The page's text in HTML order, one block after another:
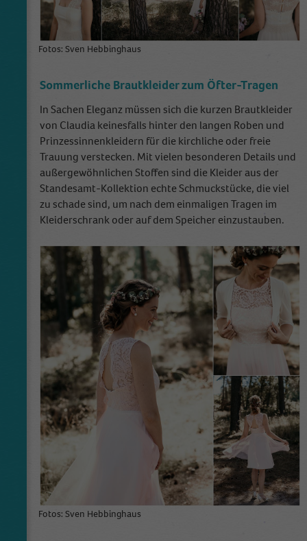
Fotos: Sven Hebbinghaus
Sommerliche Brautkleider zum Öfter-Tragen
In Sachen Eleganz müssen sich die kurzen Brautkleider
von Claudia keinesfalls hinter den langen Roben und
Prinzessinnenkleidern für die kirchliche oder freie
Trauung verstecken. Mit vielen besonderen Details und
außergewöhnlichen Stoffen sind die Kleider aus der
Standesamt-Kollektion echte Schmuckstücke, die viel
zu schade sind, um nach dem einmaligen Tragen im
Kleiderschrank oder auf dem Speicher einzustauben.
Fotos: Sven Hebbinghaus
Name _gid
Anbieter Google Analytics
Zweck
This cookie is installed by Google Analytics.
The cookie is used to store information of
how visitors use a website and helps in
creating an analytics report of how the
website is doing. The data collected including
the number visitors, the source where they
have come from, and the pages visited in an
anonymous form.
Name _dt_gtml
Anbieter Google Tagmanager
Laufzeit 1 Day
Zweck
This cookie is installed by Google Analytics.
The cookie is used to store information of
how visitors use a website and helps in
creating an analytics report of how the
wbsite is doing. The data collected including
the number visitors, the source where they
have come from, and the pages viisted in an
anonymous form.